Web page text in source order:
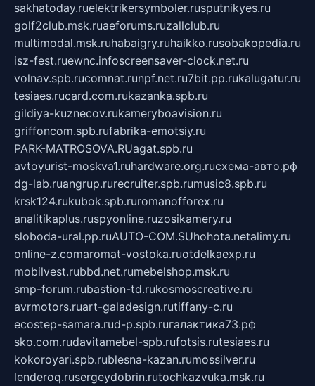
sakhatoday.ruelektrikersymboler.rusputnikyes.ru
golf2club.msk.ruaeforums.ruzallclub.ru
multimodal.msk.ruhabaigry.ruhaikko.rusobakopedia.ru
isz-fest.ruewnc.infoscreensaver-clock.net.ru
volnav.spb.rucomnat.runpf.net.ru7bit.pp.rukalugatur.ru
tesiaes.rucard.com.rukazanka.spb.ru
gildiya-kuznecov.rukameryboavision.ru
griffoncom.spb.rufabrika-emotsiy.ru
PARK-MATROSOVA.RUagat.spb.ru
avtoyurist-moskva1.ruhardware.org.ruсхема-авто.рф
dg-lab.ruangrup.rurecruiter.spb.rumusic8.spb.ru
krsk124.rukubok.spb.ruromanofforex.ru
analitikaplus.ruspyonline.ruzosikamery.ru
sloboda-ural.pp.ruAUTO-COM.SUhohota.netalimy.ru
online-z.comaromat-vostoka.ruotdelkaexp.ru
mobilvest.rubbd.net.rumebelshop.msk.ru
smp-forum.rubastion-td.rukosmoscreative.ru
avrmotors.ruart-galadesign.rutiffany-c.ru
ecostep-samara.rud-p.spb.ruгалактика73.рф
sko.com.rudavitamebel-spb.rufotsis.rutesiaes.ru
kokoroyari.spb.rublesna-kazan.rumossilver.ru
lenderoq.rusergeydobrin.rutochkazvuka.msk.ru